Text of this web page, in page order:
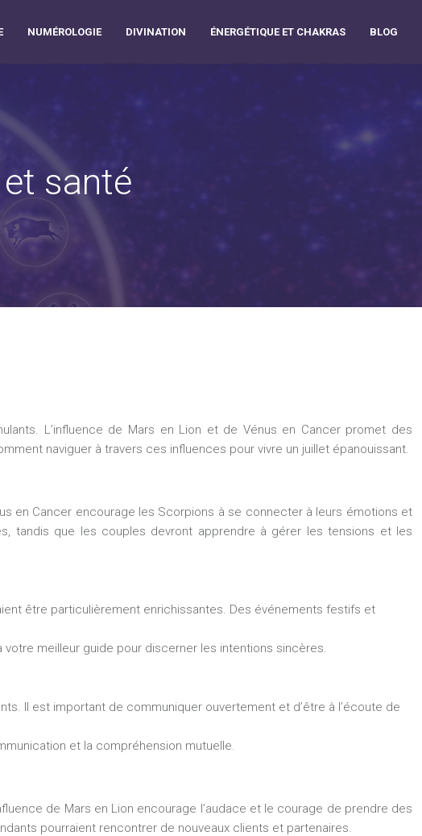
NUMÉROLOGIE DIVINATION ÉNERGÉTIQUE ET CHAKRAS BLOG
santé
L’influence de Mars en Lion et de Vénus en Cancer promet des
naviguer à travers ces influences pour vivre un juillet épanouissant.
en Cancer encourage les Scorpions à se connecter à leurs émotions et
tandis que les couples devront apprendre à gérer les tensions et les
être particulièrement enrichissantes. Des événements festifs et
meilleur guide pour discerner les intentions sincères.
Il est important de communiquer ouvertement et d’être à l’écoute de
et la compréhension mutuelle.
de Mars en Lion encourage l’audace et le courage de prendre des
pourraient rencontrer de nouveaux clients et partenaires.